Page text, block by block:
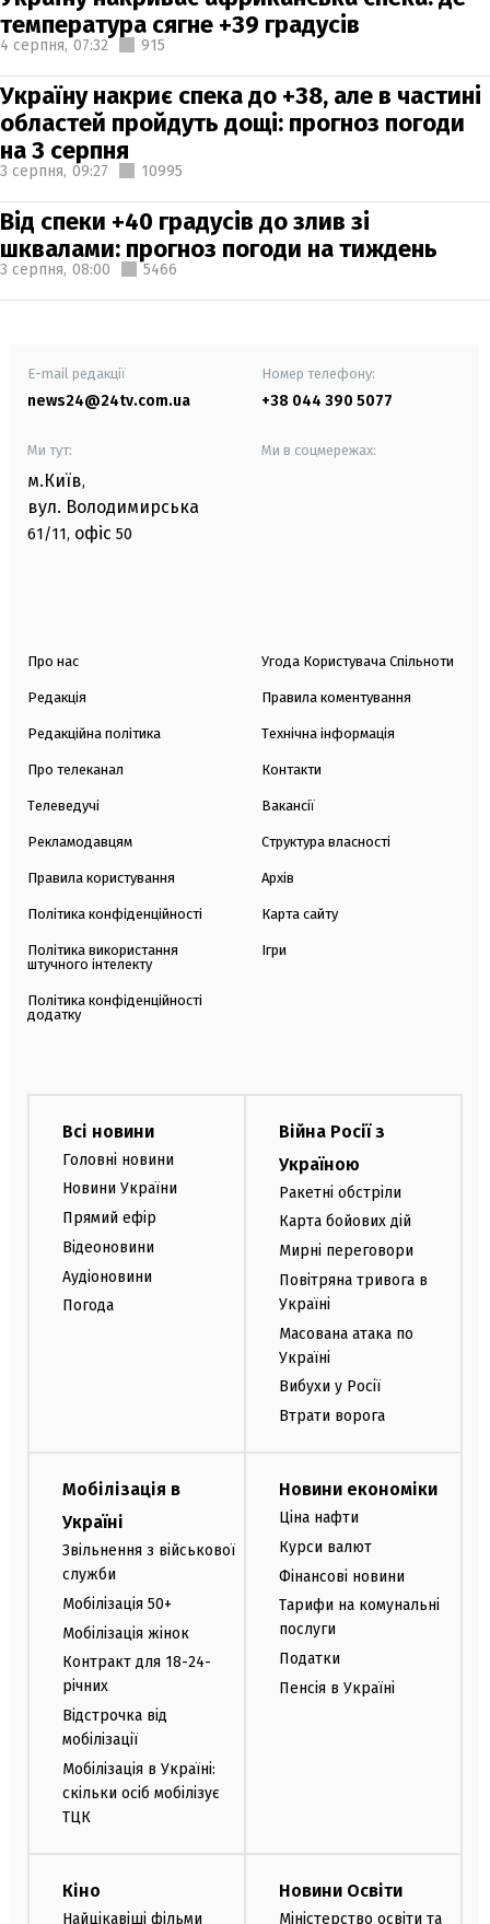
температура сягне +39 градусів
4 серпня, 07:32 915
Україну накриє спека до +38, але в частині
областей пройдуть дощі: прогноз погоди
на 3 серпня
3 серпня, 09:27 10995
Від спеки +40 градусів до злив зі
шквалами: прогноз погоди на тиждень
3 серпня, 08:00 5466
E-mail редакції
news24@24tv.com.ua
Номер телефону:
+38 044 390 5077
Ми тут:
м.Київ,
вул. Володимирська
61/11, офіс 50
Ми в соцмережах:
Про нас
Редакція
Редакційна політика
Про телеканал
Телеведучі
Рекламодавцям
Правила користування
Політика конфіденційності
Політика використання
штучного інтелекту
Політика конфіденційності
додатку
Угода Користувача Спільноти
Правила коментування
Технічна інформація
Контакти
Вакансії
Структура власності
Архів
Карта сайту
Ігри
Всі новини
Головні новини
Новини України
Прямий ефір
Відеоновини
Аудіоновини
Погода
Війна Росії з
Україною
Ракетні обстріли
Карта бойових дій
Мирні переговори
Повітряна тривога в
Україні
Масована атака по
Україні
Вибухи у Росії
Втрати ворога
Мобілізація в
Україні
Звільнення з військової
служби
Мобілізація 50+
Мобілізація жінок
Контракт для 18-24-
річних
Відстрочка від
мобілізації
Мобілізація в Україні:
скільки осіб мобілізує
ТЦК
Новини економіки
Ціна нафти
Курси валют
Фінансові новини
Тарифи на комунальні
послуги
Податки
Пенсія в Україні
Кіно
Найцікавіші фільми
Новини Освіти
Міністерство освіти та